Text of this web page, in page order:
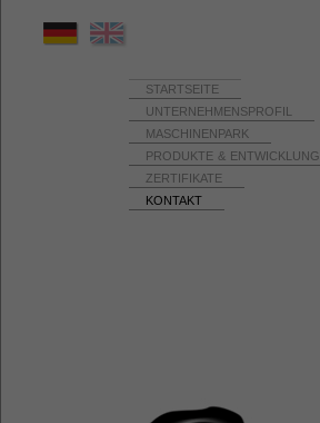
STARTSEITE
UNTERNEHMENSPROFIL
MASCHINENPARK
PRODUKTE & ENTWICKLUNG
ZERTIFIKATE
KONTAKT